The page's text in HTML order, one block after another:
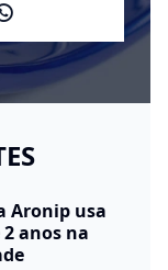
Aronip usa
anos na